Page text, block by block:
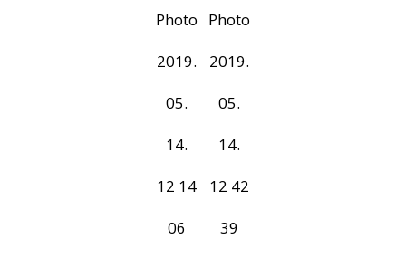
Photo
2019.
05.
14.
12 14
06
Photo
2019.
05.
14.
12 42
39